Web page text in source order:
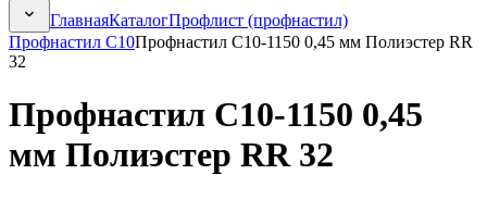
ГлавнаяКаталогПрофлист (профнастил)
Профнастил С10Профнастил C10-1150 0,45 мм Полиэстер RR
32
Профнастил C10-1150 0,45
мм Полиэстер RR 32